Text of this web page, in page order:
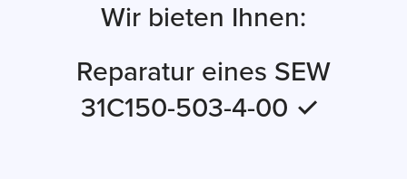
Wir bieten Ihnen:
Reparatur eines SEW
31C150-503-4-00 ✓